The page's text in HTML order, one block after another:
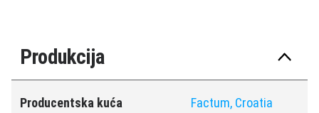
Produkcija
Producentska kuća Factum, Croatia